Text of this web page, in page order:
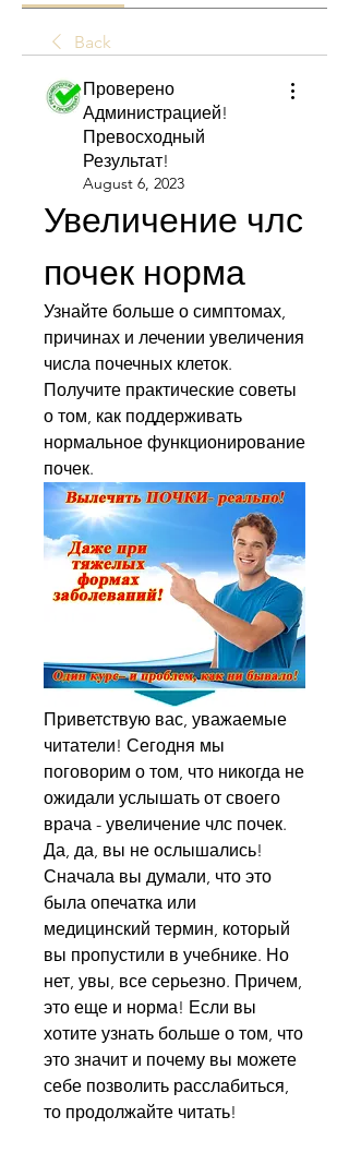
Back
Проверено
Администрацией!
Превосходный
Результат!
August 6, 2023
Увеличение члс
почек норма
Узнайте больше о симптомах,
причинах и лечении увеличения
числа почечных клеток.
Получите практические советы
о том, как поддерживать
нормальное функционирование
почек.
Приветствую вас, уважаемые
читатели! Сегодня мы
поговорим о том, что никогда не
ожидали услышать от своего
врача - увеличение члс почек.
Да, да, вы не ослышались!
Сначала вы думали, что это
была опечатка или
медицинский термин, который
вы пропустили в учебнике. Но
нет, увы, все серьезно. Причем,
это еще и норма! Если вы
хотите узнать больше о том, что
это значит и почему вы можете
себе позволить расслабиться,
то продолжайте читать!